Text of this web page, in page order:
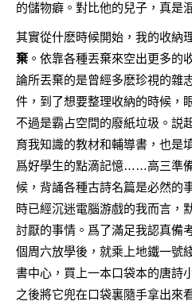
的儲物癖。對比他的兒子，真是
其實從什麽時候開始，我的收納
棄 。依靠各種丟棄來空出更多的
論所丟棄的是曾經多麽珍視的雜
件，到了想要整理收納的時候，
不過是霸占空間的廢紙垃圾。説
育我知識的教材和輔導書，也是
爲好學生的點滴記憶……高三準
候，背誦各種古詩名篇是必然的
時已經沉迷電腦游戲的我而言，
討厭的事情。爲了滿足我認真備
個周六放學後，就乘上地鐵一號
書中心，買上一本口袋本的唐詩
之後將它兜在口袋裏隨手拿出來